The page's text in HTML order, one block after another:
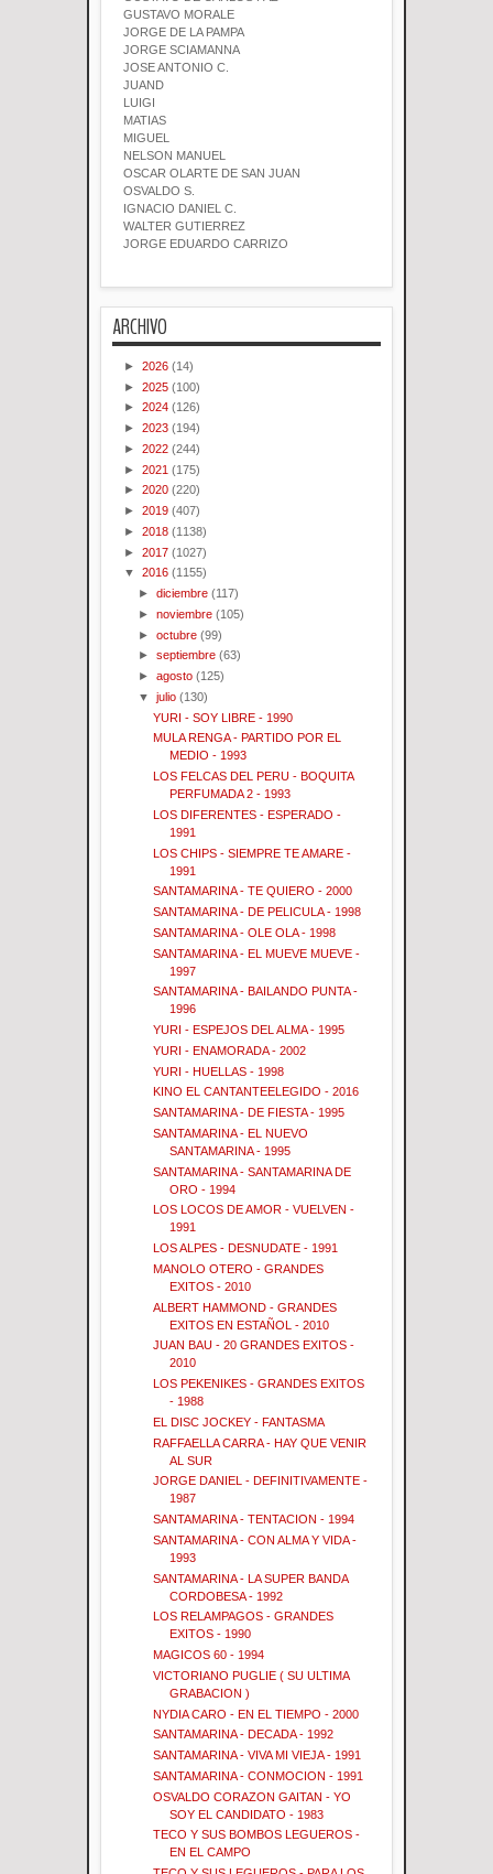
GUSTAVO MORALE
JORGE DE LA PAMPA
JORGE SCIAMANNA
JOSE ANTONIO C.
JUAND
LUIGI
MATIAS
MIGUEL
NELSON MANUEL
OSCAR OLARTE DE SAN JUAN
OSVALDO S.
IGNACIO DANIEL C.
WALTER GUTIERREZ
JORGE EDUARDO CARRIZO
ARCHIVO
► 2026 (14)
► 2025 (100)
► 2024 (126)
► 2023 (194)
► 2022 (244)
► 2021 (175)
► 2020 (220)
► 2019 (407)
► 2018 (1138)
► 2017 (1027)
▼ 2016 (1155)
►diciembre (117)
►noviembre (105)
►octubre (99)
►septiembre (63)
►agosto (125)
▼julio (130)
YURI - SOY LIBRE - 1990
MULA RENGA - PARTIDO POR EL
MEDIO - 1993
LOS FELCAS DEL PERU - BOQUITA
PERFUMADA 2 - 1993
LOS DIFERENTES - ESPERADO -
1991
LOS CHIPS - SIEMPRE TE AMARE -
1991
SANTAMARINA - TE QUIERO - 2000
SANTAMARINA - DE PELICULA - 1998
SANTAMARINA - OLE OLA - 1998
SANTAMARINA - EL MUEVE MUEVE -
1997
SANTAMARINA - BAILANDO PUNTA -
1996
YURI - ESPEJOS DEL ALMA - 1995
YURI - ENAMORADA - 2002
YURI - HUELLAS - 1998
KINO EL CANTANTEELEGIDO - 2016
SANTAMARINA - DE FIESTA - 1995
SANTAMARINA - EL NUEVO
SANTAMARINA - 1995
SANTAMARINA - SANTAMARINA DE
ORO - 1994
LOS LOCOS DE AMOR - VUELVEN -
1991
LOS ALPES - DESNUDATE - 1991
MANOLO OTERO - GRANDES
EXITOS - 2010
ALBERT HAMMOND - GRANDES
EXITOS EN ESTAÑOL - 2010
JUAN BAU - 20 GRANDES EXITOS -
2010
LOS PEKENIKES - GRANDES EXITOS
- 1988
EL DISC JOCKEY - FANTASMA
RAFFAELLA CARRA - HAY QUE VENIR
AL SUR
JORGE DANIEL - DEFINITIVAMENTE -
1987
SANTAMARINA - TENTACION - 1994
SANTAMARINA - CON ALMA Y VIDA -
1993
SANTAMARINA - LA SUPER BANDA
CORDOBESA - 1992
LOS RELAMPAGOS - GRANDES
EXITOS - 1990
MAGICOS 60 - 1994
VICTORIANO PUGLIE ( SU ULTIMA
GRABACION )
NYDIA CARO - EN EL TIEMPO - 2000
SANTAMARINA - DECADA - 1992
SANTAMARINA - VIVA MI VIEJA - 1991
SANTAMARINA - CONMOCION - 1991
OSVALDO CORAZON GAITAN - YO
SOY EL CANDIDATO - 1983
TECO Y SUS BOMBOS LEGUEROS -
EN EL CAMPO